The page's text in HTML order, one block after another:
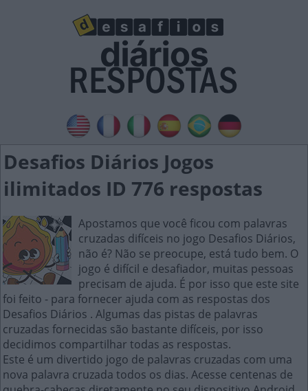
Desafios Diários Jogos
ilimitados ID 776 respostas
Apostamos que você ficou com palavras
cruzadas difíceis no jogo Desafios Diários,
não é? Não se preocupe, está tudo bem. O
jogo é difícil e desafiador, muitas pessoas
precisam de ajuda. É por isso que este site
foi feito - para fornecer ajuda com as respostas dos
Desafios Diários . Algumas das pistas de palavras
cruzadas fornecidas são bastante difíceis, por isso
decidimos compartilhar todas as respostas.
Este é um divertido jogo de palavras cruzadas com uma
nova palavra cruzada todos os dias. Acesse centenas de